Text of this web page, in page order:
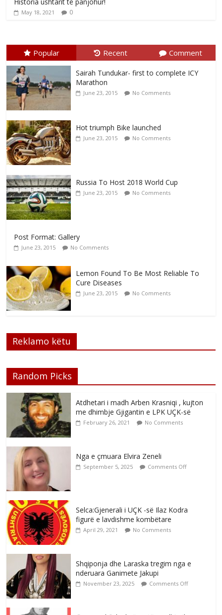
Historia ushtarit të panjohur!
May 18, 2021 0
Popular Recent Comment
Sairah Tundukar- first to complete ICY
Marathon
June 23, 2015 No Comments
Hot triumph Bike launched
June 23, 2015 No Comments
Russia To Host 2018 World Cup
June 23, 2015 No Comments
Post Format: Gallery
June 23, 2015 No Comments
Lemon Found To Be Most Reliable To
Cure Diseases
June 23, 2015 No Comments
Reklamo këtu
Random Picks
Atdhetari i madh Arben Krasniqi , kujton
me dhimbje Gjigantin e LPK UÇK-së
February 26, 2021 No Comments
Nga e çmuara Elvira Zeneli
September 5, 2025 Comments Off
Selca:Gjenerali i UÇK -së Ilaz Kodra
figurë e lavdishme kombëtare
April 29, 2021 No Comments
Shqiponja dhe Laraska tregim nga e
nderuara Ganimete Jakupi
November 23, 2025 Comments Off